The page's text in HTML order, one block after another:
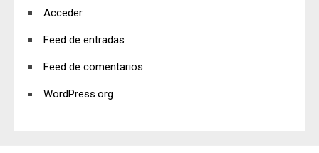
Acceder
Feed de entradas
Feed de comentarios
WordPress.org